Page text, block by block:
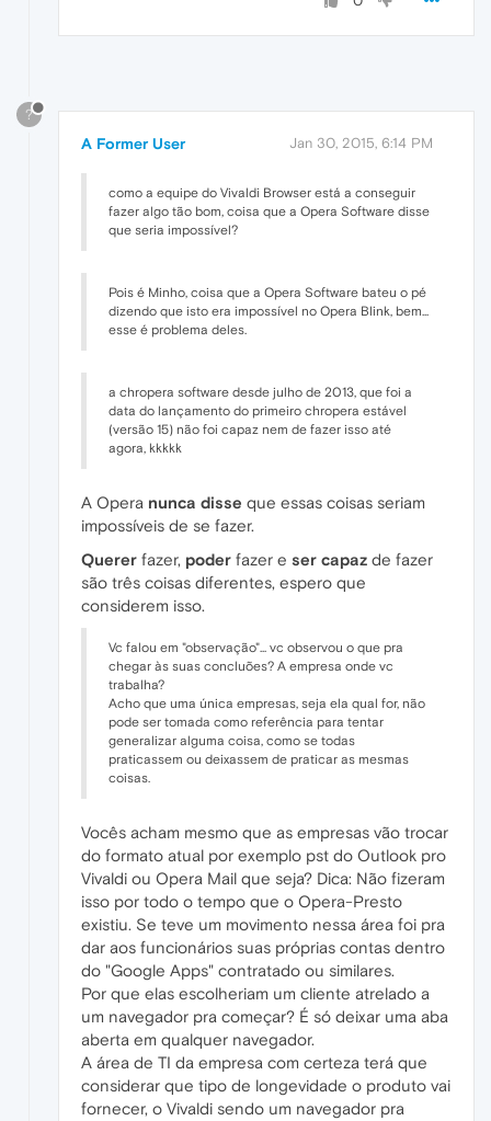
?
A Former User Jan 30, 2015, 6:14 PM
como a equipe do Vivaldi Browser está a conseguir
fazer algo tão bom, coisa que a Opera Software disse
que seria impossível?
Pois é Minho, coisa que a Opera Software bateu o pé
dizendo que isto era impossível no Opera Blink, bem...
esse é problema deles.
a chropera software desde julho de 2013, que foi a
data do lançamento do primeiro chropera estável
(versão 15) não foi capaz nem de fazer isso até
agora, kkkkk
A Opera nunca disse que essas coisas seriam
impossíveis de se fazer.
Querer fazer, poder fazer e ser capaz de fazer
são três coisas diferentes, espero que
considerem isso.
Vc falou em "observação"... vc observou o que pra
chegar às suas concluões? A empresa onde vc
trabalha?
Acho que uma única empresas, seja ela qual for, não
pode ser tomada como referência para tentar
generalizar alguma coisa, como se todas
praticassem ou deixassem de praticar as mesmas
coisas.
Vocês acham mesmo que as empresas vão trocar
do formato atual por exemplo pst do Outlook pro
Vivaldi ou Opera Mail que seja? Dica: Não fizeram
isso por todo o tempo que o Opera-Presto
existiu. Se teve um movimento nessa área foi pra
dar aos funcionários suas próprias contas dentro
do "Google Apps" contratado ou similares.
Por que elas escolheriam um cliente atrelado a
um navegador pra começar? É só deixar uma aba
aberta em qualquer navegador.
A área de TI da empresa com certeza terá que
considerar que tipo de longevidade o produto vai
fornecer, o Vivaldi sendo um navegador pra